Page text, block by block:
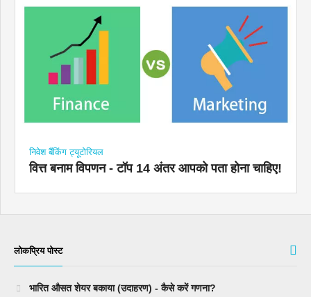
निवेश बैंकिंग ट्यूटोरियल
वित्त बनाम विपणन - टॉप 14 अंतर आपको पता होना चाहिए!
लोकप्रिय पोस्ट
भारित औसत शेयर बकाया (उदाहरण) - कैसे करें गणना?